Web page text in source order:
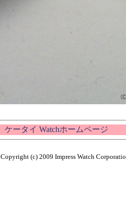
ケータイ Watchホームページ
Copyright (c) 2009 Impress Watch